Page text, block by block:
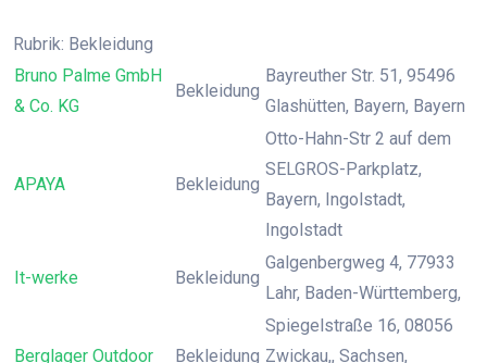
Rubrik: Bekleidung
Bruno Palme GmbH
& Co. KG
Bekleidung
Bayreuther Str. 51, 95496
Glashütten, Bayern, Bayern
APAYA Bekleidung
Otto-Hahn-Str 2 auf dem
SELGROS-Parkplatz,
Bayern, Ingolstadt,
Ingolstadt
It-werke Bekleidung
Galgenbergweg 4, 77933
Lahr, Baden-Württemberg,
Berglager Outdoor Bekleidung
Spiegelstraße 16, 08056
Zwickau,, Sachsen,